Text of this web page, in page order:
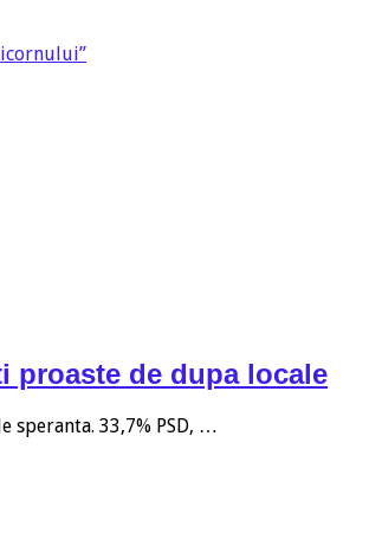
proaste de dupa locale
speranta. 33,7% PSD, …